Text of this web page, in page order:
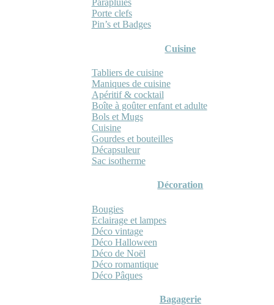
Parapluies
Porte clefs
Pin’s et Badges
Cuisine
Tabliers de cuisine
Maniques de cuisine
Apéritif & cocktail
Boîte à goûter enfant et adulte
Bols et Mugs
Cuisine
Gourdes et bouteilles
Décapsuleur
Sac isotherme
Décoration
Bougies
Eclairage et lampes
Déco vintage
Déco Halloween
Déco de Noël
Déco romantique
Déco Pâques
Bagagerie